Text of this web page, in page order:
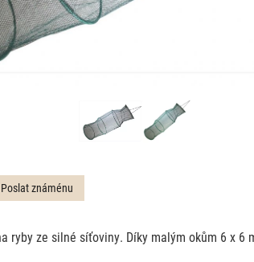
Poslat známénu
ryby ze silné síťoviny. Díky malým okům 6 x